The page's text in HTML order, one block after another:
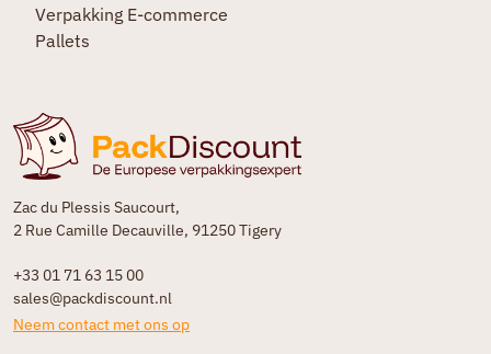
Zac du Plessis Saucourt,
2 Rue Camille Decauville, 91250 Tigery
+33 01 71 63 15 00
sales@packdiscount.nl
Neem contact met ons op
Verpakking E-commerce
Pallets